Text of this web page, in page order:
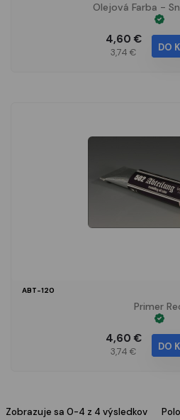
4,60 €
3,74 € DO
ABT-120
Primer
4,60 €
3,74 € DO
Zobrazuje sa 0-4 z 4 výsledkov